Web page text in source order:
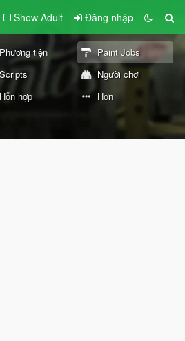
Show Adult Đăng nhập
Phương tiện
Paint Jobs
Scripts
Người chơi
Hỗn hợp Hơn